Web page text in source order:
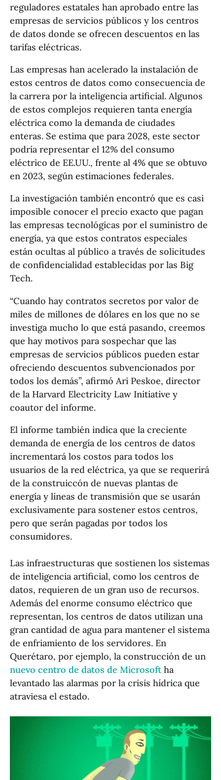
reguladores estatales han aprobado entre las
empresas de servicios públicos y los centros
de datos donde se ofrecen descuentos en las
tarifas eléctricas.
Las empresas han acelerado la instalación de
estos centros de datos como consecuencia de
la carrera por la inteligencia artificial. Algunos
de estos complejos requieren tanta energía
eléctrica como la demanda de ciudades
enteras. Se estima que para 2028, este sector
podría representar el 12% del consumo
eléctrico de EE.UU., frente al 4% que se obtuvo
en 2023, según estimaciones federales.
La investigación también encontró que es casi
imposible conocer el precio exacto que pagan
las empresas tecnológicas por el suministro de
energía, ya que estos contratos especiales
están ocultas al público a través de solicitudes
de confidencialidad establecidas por las Big
Tech.
“Cuando hay contratos secretos por valor de
miles de millones de dólares en los que no se
investiga mucho lo que está pasando, creemos
que hay motivos para sospechar que las
empresas de servicios públicos pueden estar
ofreciendo descuentos subvencionados por
todos los demás”, afirmó Ari Peskoe, director
de la Harvard Electricity Law Initiative y
coautor del informe.
El informe también indica que la creciente
demanda de energía de los centros de datos
incrementará los costos para todos los
usuarios de la red eléctrica, ya que se requerirá
de la construiccón de nuevas plantas de
energía y líneas de transmisión que se usarán
exclusivamente para sostener estos centros,
pero que serán pagadas por todos los
consumidores.
Las infraestructuras que sostienen los sistemas
de inteligencia artificial, como los centros de
datos, requieren de un gran uso de recursos.
Además del enorme consumo eléctrico que
representan, los centros de datos utilizan una
gran cantidad de agua para mantener el sistema
de enfriamiento de los servidores. En
Querétaro, por ejemplo, la construcción de un
nuevo centro de datos de Microsoftha
levantado las alarmas por la crisis hídrica que
atraviesa el estado.